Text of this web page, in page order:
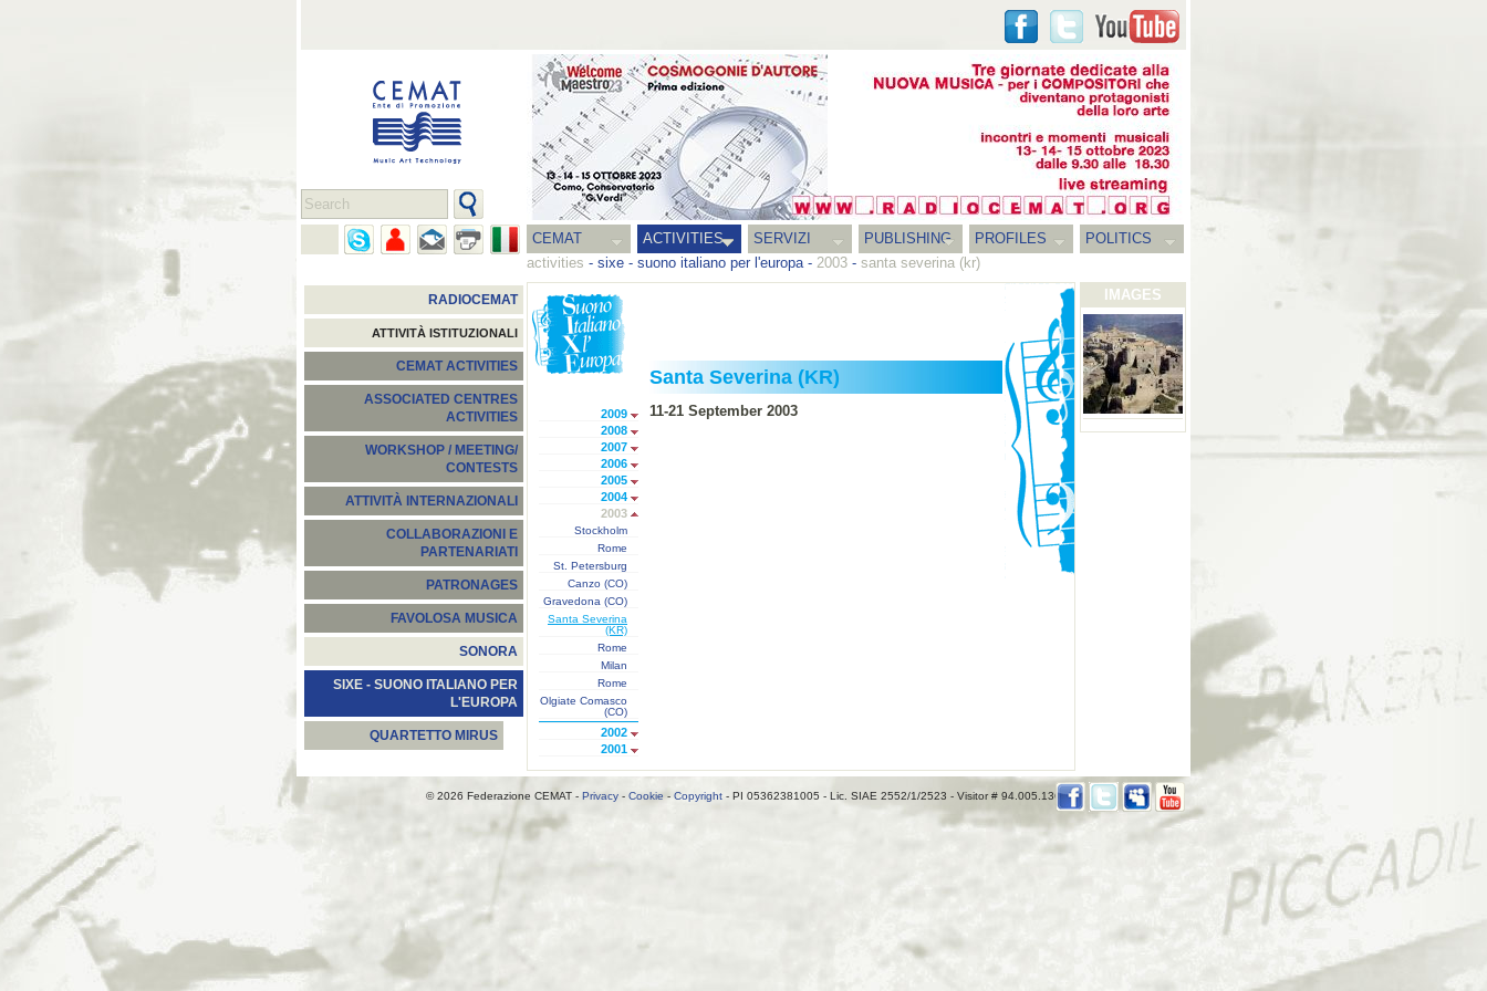
CEMAT ACTIVITIES SERVIZI PUBLISHING PROFILES
POLITICS
activities - sixe - suono italiano per l'europa- 2003 - santa severina (kr)
RADIOCEMAT
ATTIVITÀ ISTITUZIONALI
CEMAT ACTIVITIES
ASSOCIATED CENTRES
ACTIVITIES
WORKSHOP / MEETING/
CONTESTS
ATTIVITÀ INTERNAZIONALI
COLLABORAZIONI E
PARTENARIATI
PATRONAGES
FAVOLOSA MUSICA
SONORA
SIXE - SUONO ITALIANO PER
L'EUROPA
QUARTETTO MIRUS
2009
2008
2007
2006
2005
2004
2003
Stockholm
Rome
St. Petersburg
Canzo (CO)
Gravedona (CO)
Santa Severina
(KR)
Rome
Milan
Rome
Olgiate Comasco
(CO)
2002
2001
Santa Severina (KR)
11-21 September 2003
IMAGES
© 2026 Federazione CEMAT - Privacy - Cookie - Copyright - PI 05362381005 - Lic. SIAE 2552/1/2523 - Visitor # 94.005.136